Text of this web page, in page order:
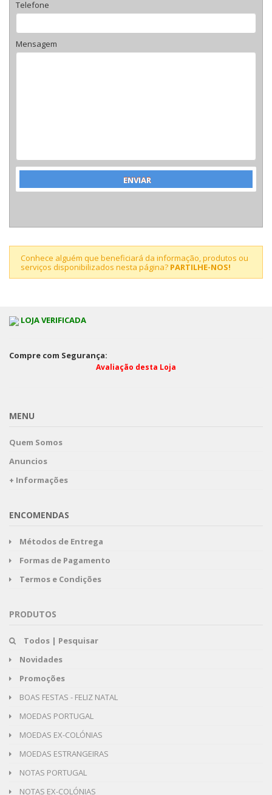
Telefone
Mensagem
Conhece alguém que beneficiará da informação, produtos ou
serviços disponibilizados nesta página? PARTILHE-NOS!
LOJA VERIFICADA
Compre com Segurança:
Avaliação desta Loja
MENU
Quem Somos
Anuncios
+ Informações
ENCOMENDAS
Métodos de Entrega
Formas de Pagamento
Termos e Condições
PRODUTOS
Todos | Pesquisar
Novidades
Promoções
BOAS FESTAS - FELIZ NATAL
MOEDAS PORTUGAL
MOEDAS EX-COLÓNIAS
MOEDAS ESTRANGEIRAS
NOTAS PORTUGAL
NOTAS EX-COLÓNIAS